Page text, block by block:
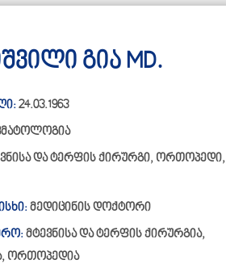
გია MD.
24.03.1963
და ტერფის ქირურგი, ორთოპედი,
მედიცინის დოქტორი
მტევნისა და ტერფის ქირურგია,
ორთოპედია